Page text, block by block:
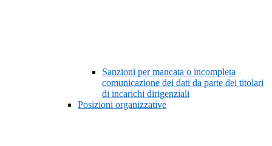
Sanzioni per mancata o incompleta
comunicazione dei dati da parte dei titolari
di incarichi dirigenziali
Posizioni organizzative